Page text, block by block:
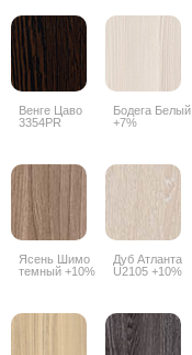
Венге Цаво
3354PR
Бодега Белый
+7%
Ясень Шимо
темный +10%
Дуб Атланта
U2105 +10%